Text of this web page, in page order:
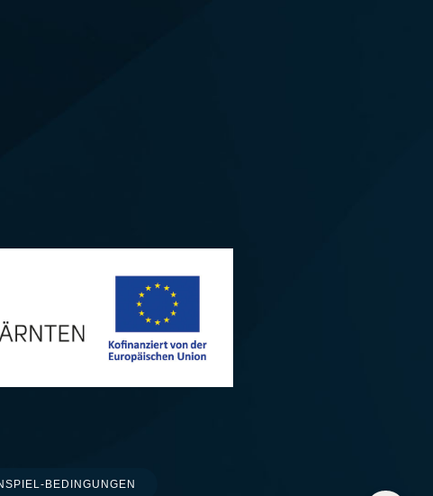
BEDINGUNGEN